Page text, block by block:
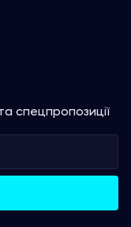
спецпропозиції